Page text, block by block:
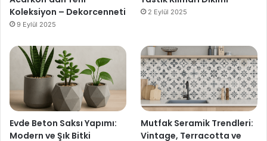
Koleksiyon – Dekorcenneti
9 Eylül 2025
2 Eylül 2025
Evde Beton Saksı Yapımı:
Modern ve Şık Bitki
Mutfak Seramik Trendleri:
Vintage, Terracotta ve